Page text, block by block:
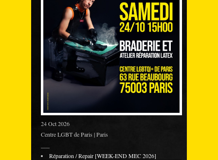
24 Oct 2026
Centre LGBT de Paris | Paris
Réparation / Repair [WEEK-END MEC 2026]